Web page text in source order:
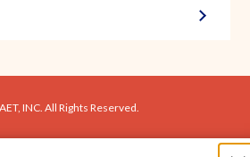
INC. All Rights Reserved.